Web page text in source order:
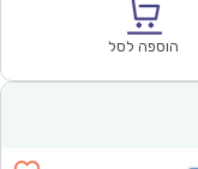
הוספה לסל